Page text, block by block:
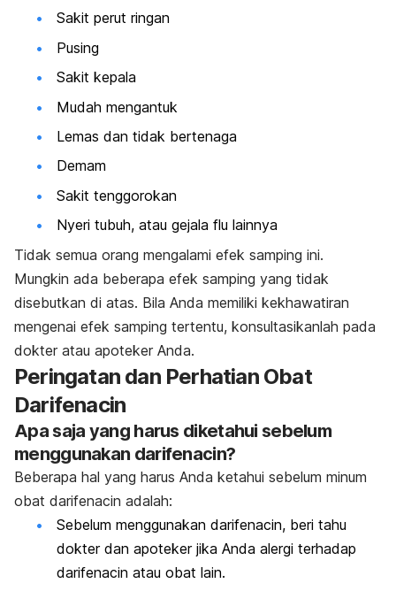
Sakit perut ringan
Pusing
Sakit kepala
Mudah mengantuk
Lemas dan tidak bertenaga
Demam
Sakit tenggorokan
Nyeri tubuh, atau gejala flu lainnya
Tidak semua orang mengalami efek samping ini.
Mungkin ada beberapa efek samping yang tidak
disebutkan di atas. Bila Anda memiliki kekhawatiran
mengenai efek samping tertentu, konsultasikanlah pada
dokter atau apoteker Anda.
Peringatan dan Perhatian Obat
Darifenacin
Apa saja yang harus diketahui sebelum
menggunakan darifenacin?
Beberapa hal yang harus Anda ketahui sebelum minum
obat darifenacin adalah:
Sebelum menggunakan darifenacin, beri tahu
dokter dan apoteker jika Anda alergi terhadap
darifenacin atau obat lain.